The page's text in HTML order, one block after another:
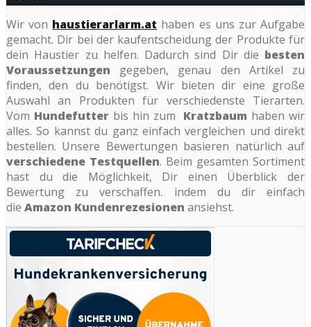
Wir von haustierarlarm.at haben es uns zur Aufgabe
gemacht. Dir bei der kaufentscheidung der Produkte für
dein Haustier zu helfen. Dadurch sind Dir die besten
Voraussetzungen gegeben, genau den Artikel zu
finden, den du benötigst. Wir bieten dir eine große
Auswahl an Produkten für verschiedenste Tierarten.
Vom Hundefutter bis hin zum Kratzbaum haben wir
alles. So kannst du ganz einfach vergleichen und direkt
bestellen. Unsere Bewertungen basieren natürlich auf
verschiedene Testquellen. Beim gesamten Sortiment
hast du die Möglichkeit, Dir einen Überblick der
Bewertung zu verschaffen. indem du dir einfach
die Amazon Kundenrezesionen ansiehst.